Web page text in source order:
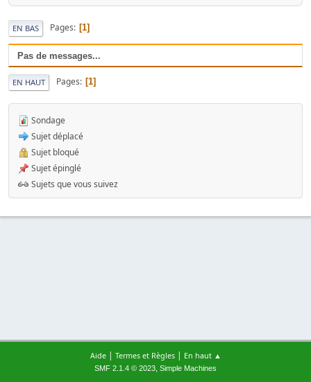
EN BAS Pages 1
Pas de messages...
EN HAUT Pages 1
Sondage
Sujet déplacé
Sujet bloqué
Sujet épinglé
Sujets que vous suivez
Aide| Termes et Règles| En haut ▲
SMF 2.1.4 © 2023, Simple Machines